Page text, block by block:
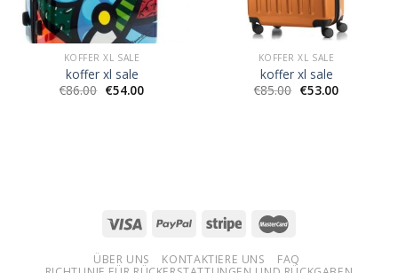
KOFFER XL SALE
koffer xl sale
€86.00 €54.00
KOFFER XL SALE
koffer xl sale
€85.00 €53.00
ÜBER UNS KONTAKTIERE UNS
FAQ